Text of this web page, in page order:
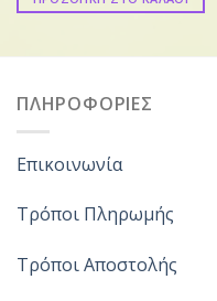
ΠΛΗΡΟΦΟΡΙΕΣ
Επικοινωνία
Τρόποι Πληρωμής
Τρόποι Αποστολής